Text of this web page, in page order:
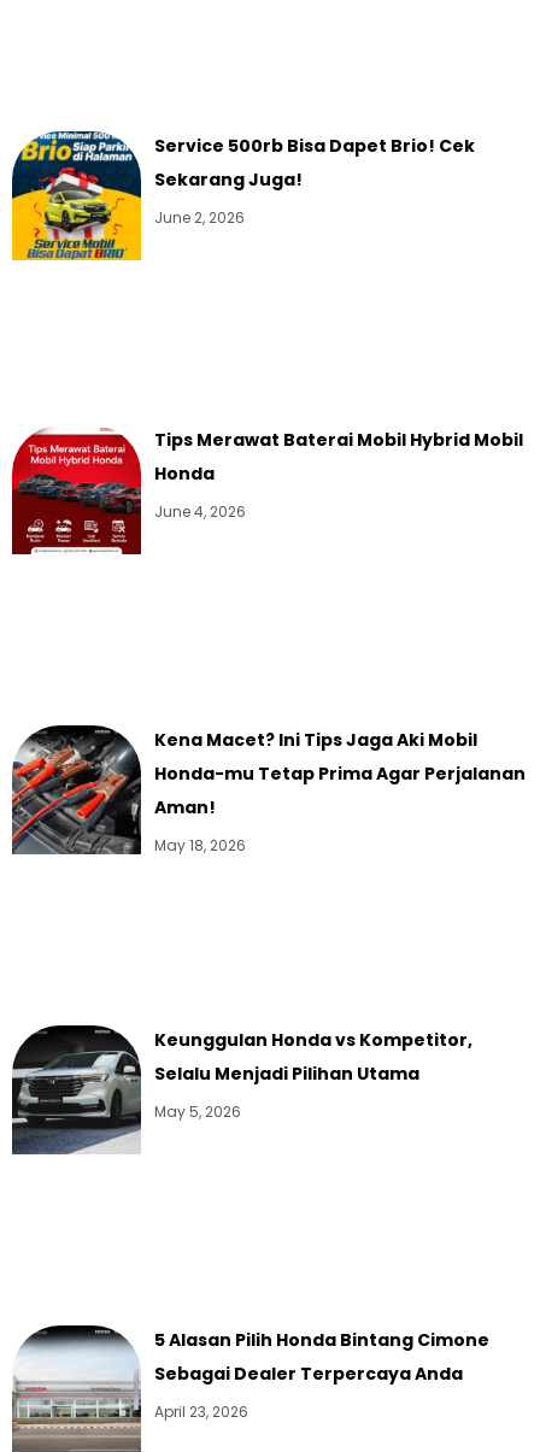
Service 500rb Bisa Dapet Brio! Cek
Sekarang Juga!
June 2, 2026
Tips Merawat Baterai Mobil Hybrid Mobil
Honda
June 4, 2026
Kena Macet? Ini Tips Jaga Aki Mobil
Honda-mu Tetap Prima Agar Perjalanan
Aman!
May 18, 2026
Keunggulan Honda vs Kompetitor,
Selalu Menjadi Pilihan Utama
May 5, 2026
5 Alasan Pilih Honda Bintang Cimone
Sebagai Dealer Terpercaya Anda
April 23, 2026